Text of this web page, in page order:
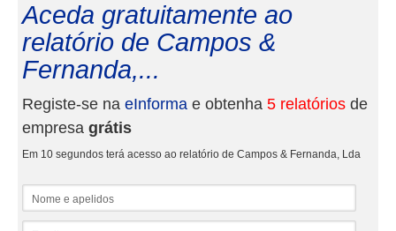
Aceda gratuitamente ao
relatório de Campos &
Fernanda,...
Registe-se na eInforma e obtenha 5 relatórios de
empresa grátis
Em 10 segundos terá acesso ao relatório de Campos & Fernanda, Lda